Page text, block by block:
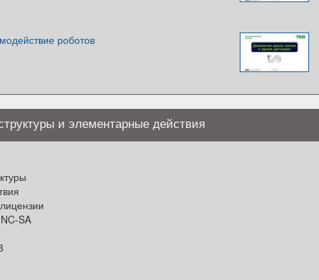
роботов
и элементарные действия
SA